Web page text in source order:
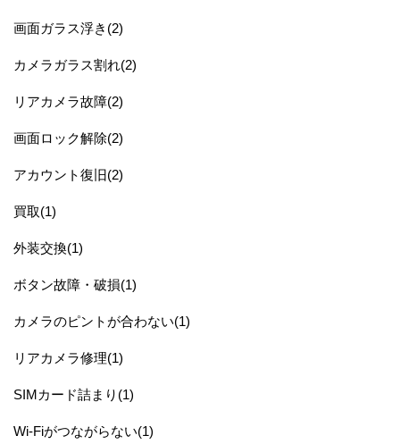
画面ガラス浮き(2)
カメラガラス割れ(2)
リアカメラ故障(2)
画面ロック解除(2)
アカウント復旧(2)
買取(1)
外装交換(1)
ボタン故障・破損(1)
カメラのピントが合わない(1)
リアカメラ修理(1)
SIMカード詰まり(1)
Wi-Fiがつながらない(1)